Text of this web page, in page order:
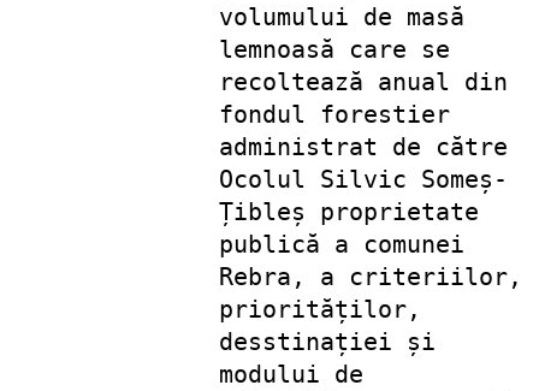
volumului de masă
lemnoasă care se
recoltează anual din
fondul forestier
administrat de către
Ocolul Silvic Someș-
Țibleș proprietate
publică a comunei
Rebra, a criteriilor,
priorităților,
desstinației și
modului de